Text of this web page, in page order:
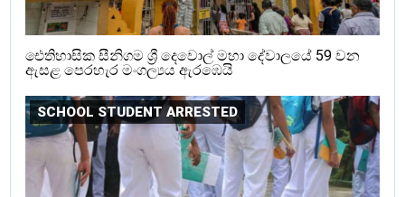
ඓතිහාසික සීනිගම ශ්‍රී දෙවොල් මහා දේවාලයේ 59 වන
ඇසළ පෙරහැර මංගල්‍යය ඇරඹෙයි
SCHOOL STUDENT ARRESTED